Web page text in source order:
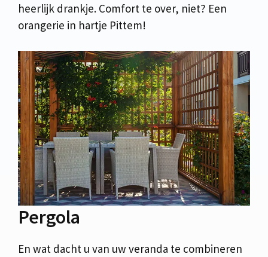
heerlijk drankje. Comfort te over, niet? Een
orangerie in hartje Pittem!
Pergola
En wat dacht u van uw veranda te combineren